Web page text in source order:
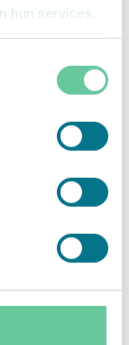
hun services.